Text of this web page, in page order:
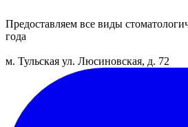
Предоставляем все виды
года
м. Тульская ул. Люсиновская, д. 72